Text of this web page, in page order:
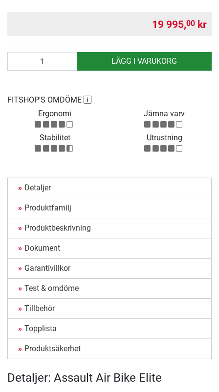
19 995,00 kr
LÄGG I VARUKORG
FITSHOP'S OMDÖME
Ergonomi
Jämna varv
Stabilitet Utrustning
Detaljer
Produktfamilj
Produktbeskrivning
Dokument
Garantivillkor
Test & omdöme
Tillbehör
Topplista
Produktsäkerhet
Detaljer: Assault Air Bike Elite